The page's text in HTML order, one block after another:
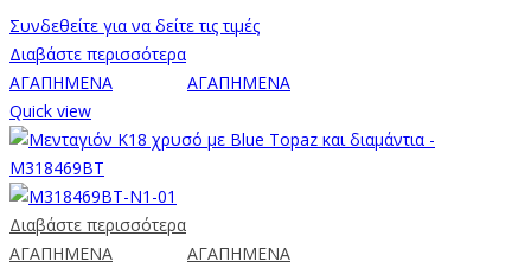
Συνδεθείτε για να δείτε τις τιμές
Διαβάστε περισσότερα
ΑΓΑΠΗΜΕΝΑ
ΑΓΑΠΗΜΕΝΑ
Quick view
Διαβάστε περισσότερα
ΑΓΑΠΗΜΕΝΑ
ΑΓΑΠΗΜΕΝΑ